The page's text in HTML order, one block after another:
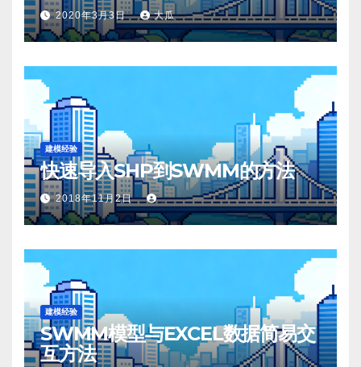
2020年3月3日 大瓜
建模经验
快速导入SHP到SWMM的方法
2018年11月2日
建模经验
SWMM模型与EXCEL数据简易交
互方法